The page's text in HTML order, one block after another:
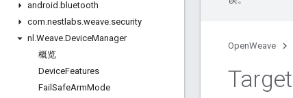
android .bluetooth
com.nestlabs.weave.security
nl .Weave.DeviceManager
概览
DeviceFeatures
Fail SafeArmMode
OpenWeave
Target